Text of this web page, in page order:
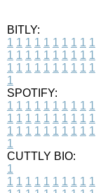
BITLY:
1 1 1 1 1 1 1 1 1 1
1 1 1 1 1 1 1 1 1 1
1 1 1 1 1 1 1 1 1 1
1
SPOTIFY:
1 1 1 1 1 1 1 1 1 1
1 1 1 1 1 1 1 1 1 1
1 1 1 1 1 1 1 1 1 1
1
CUTTLY BIO:
1
1 1 1 1 1 1 1 1 1 1